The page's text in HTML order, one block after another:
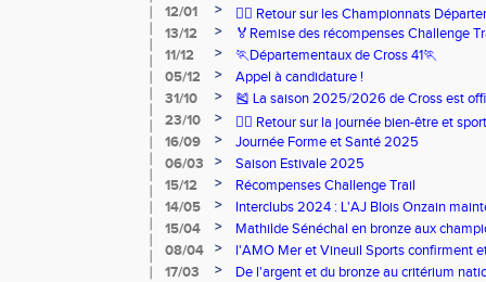
12/01
>
🏃‍♂️ Retour sur les Championnats
13/12
>
🏅Remise des récompenses Challenge
11/12
>
🏃Départementaux de Cross 41🏃
05/12
>
Appel à candidature !
31/10
>
🎽 La saison 2025/2026 de Cross est
23/10
>
🧘‍♀️ Retour sur la journée bien-être et
16/09
>
Journée Forme et Santé 2025
06/03
>
Saison Estivale 2025
15/12
>
Récompenses Challenge Trail
14/05
>
Interclubs 2024 : L'AJ Blois Onzain
Romorantin en N2B
15/04 >
Mathilde Sénéchal en bronze aux
08/04
>
l'AMO Mer et Vineuil Sports confirment
benjamins
17/03 >
De l'argent et du bronze au critérium